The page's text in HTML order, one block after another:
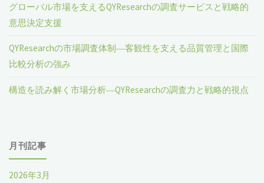
グローバル市場を支えるQYResearchの調査サービスと戦略的
意思決定支援
QYResearchの市場調査体制―客観性を支える品質管理と国際
比較分析の強み
構造を読み解く市場分析―QYResearchの調査力と戦略的視点
月刊記事
2026年3月